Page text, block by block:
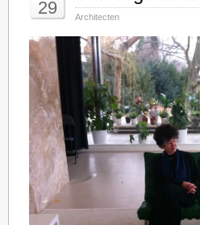
29 Architecten